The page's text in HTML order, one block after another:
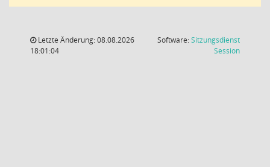
Letzte Änderung: 08.08.2026
18:01:04
Software:Sitzungsdienst
Session(Wird in